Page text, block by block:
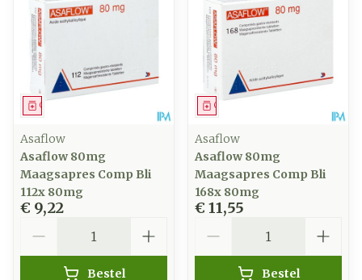
Geneesmiddel
Asaflow
Asaflow 80mg
Maagsapres Comp Bli
112x 80mg
€ 9,22
Bestel
Geneesmiddel
Asaflow
Asaflow 80mg
Maagsapres Comp Bli
168x 80mg
€ 11,55
Bestel